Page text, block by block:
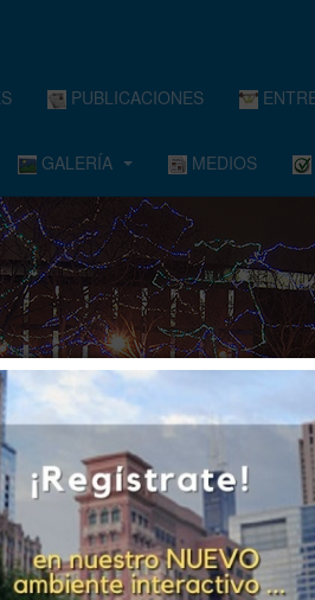
PUBLICACIONES
GALERÍA MEDIOS
www . piramide digital . com
Clientes, Estrategia, Personal y Sistemas/